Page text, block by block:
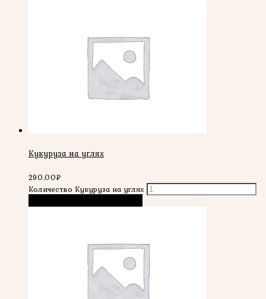
Кукуруза на углях
290.00₽
Количество Кукуруза на углях